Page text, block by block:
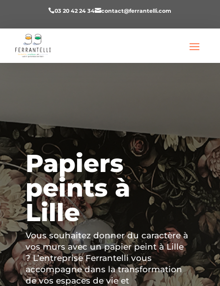
03 20 42 24 34contact@ferrantelli.com
Papiers
peints à
Lille
Vous souhaitez donner du caractère à
vos murs avec un papier peint à Lille
? L’entreprise Ferrantelli vous
accompagne dans la transformation
de vos espaces de vie et